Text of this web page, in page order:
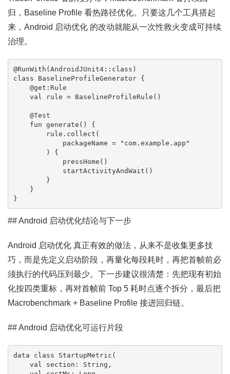
归，Baseline Profile 看热路径优化。只要这几个工具搭起
来，Android 启动优化 的改动就能从一次性救火变成可持续
治理。
@RunWith(AndroidJUnit4::class)
class BaselineProfileGenerator {
}
## Android 启动优化结论与下一步
Android 启动优化 真正有效的做法，从来不是收集更多技
巧，而是先定义启动阶段，再量化每段耗时，再把首帧前必
须执行的代码压到最少。下一步建议很清楚：先把现有初始
化按四类重标，再对首帧前 Top 5 耗时点逐个拆分，最后把
Macrobenchmark + Baseline Profile 接进回归链。
## Android 启动优化可运行片段
data class StartupMetric(